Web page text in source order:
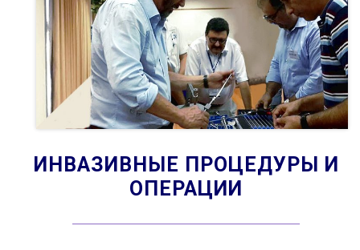
ИНВАЗИВНЫЕ ПРОЦЕДУРЫ И
ОПЕРАЦИИ